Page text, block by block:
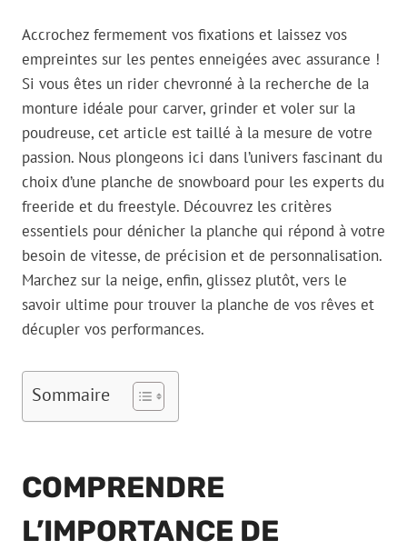
Accrochez fermement vos fixations et laissez vos
empreintes sur les pentes enneigées avec assurance !
Si vous êtes un rider chevronné à la recherche de la
monture idéale pour carver, grinder et voler sur la
poudreuse, cet article est taillé à la mesure de votre
passion. Nous plongeons ici dans l’univers fascinant du
choix d’une planche de snowboard pour les experts du
freeride et du freestyle. Découvrez les critères
essentiels pour dénicher la planche qui répond à votre
besoin de vitesse, de précision et de personnalisation.
Marchez sur la neige, enfin, glissez plutôt, vers le
savoir ultime pour trouver la planche de vos rêves et
décupler vos performances.
Sommaire
COMPRENDRE
L’IMPORTANCE DE